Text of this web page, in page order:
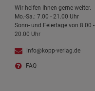
Wir helfen Ihnen gerne weiter.
Mo.-Sa.: 7.00 - 21.00 Uhr
Sonn- und Feiertage von 8.00 -
20.00 Uhr
info@kopp-verlag.de
FAQ